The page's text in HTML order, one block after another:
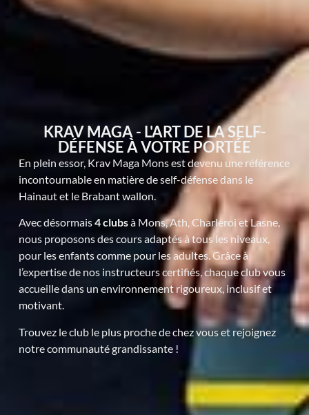
KRAV MAGA - L'ART DE LA SELF-
DÉFENSE À VOTRE PORTÉE
En plein essor, Krav Maga Mons est devenu une référence
incontournable en matière de self-défense dans le
Hainaut et le Brabant wallon.
Avec désormais4 clubsà Mons, Ath, Charleroi et Lasne,
nous proposons des cours adaptés à tous les niveaux,
pour les enfants comme pour les adultes. Grâce à
l’expertise de nos instructeurs certifiés, chaque club vous
accueille dans un environnement rigoureux, inclusif et
motivant.
Trouvez le club le plus proche de chez vous et rejoignez
notre communauté grandissante !